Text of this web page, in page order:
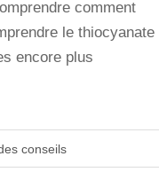
comment
le thiocyanate
encore plus
conseils